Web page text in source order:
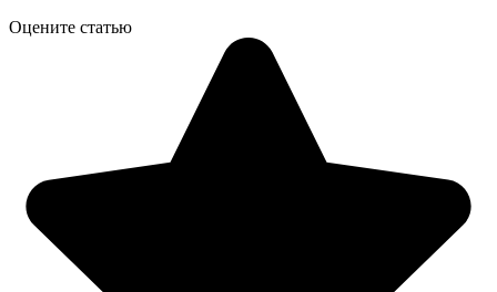
Оцените статью